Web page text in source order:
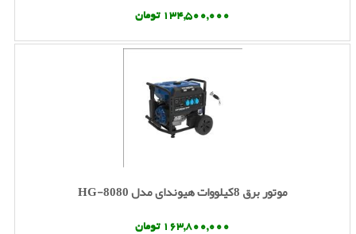
134,500,000 تومان
موتور برق 8کیلووات هیوندای مدل HG-8080
163,800,000 تومان